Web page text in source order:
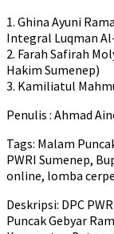
1. Ghina Ayuni
Integral Luqman
2. Farah Safirah
Hakim Sumenep)
3. Kamiliatul
Penulis : Ahmad
Tags: Malam
PWRI Sumenep,
online, lomba
Deskripsi: DPC
Puncak Gebyar